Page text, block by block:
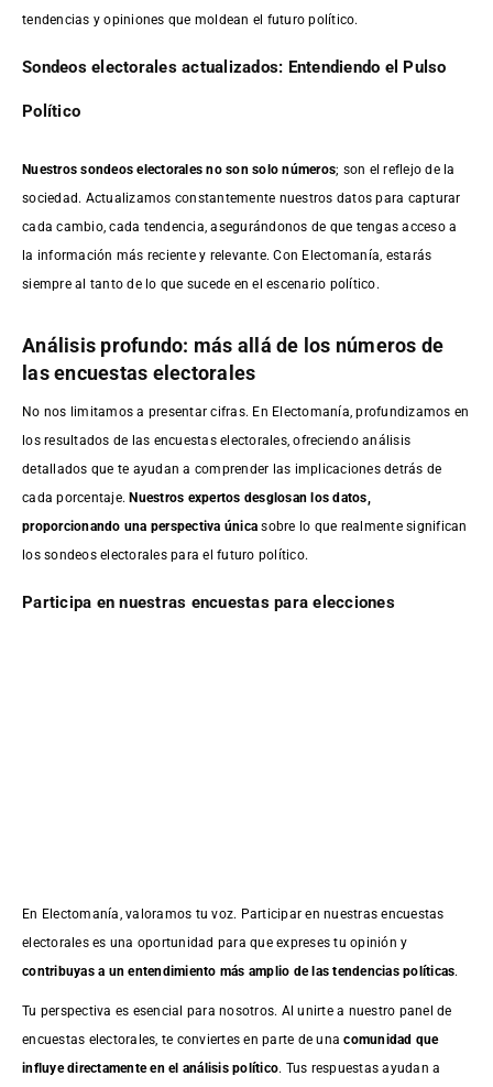
tendencias y opiniones que moldean el futuro político.
Sondeos electorales actualizados: Entendiendo el Pulso
Político
Nuestros sondeos electorales no son solo números; son el reflejo de la
sociedad. Actualizamos constantemente nuestros datos para capturar
cada cambio, cada tendencia, asegurándonos de que tengas acceso a
la información más reciente y relevante. Con Electomanía, estarás
siempre al tanto de lo que sucede en el escenario político.
Análisis profundo: más allá de los números de
las encuestas electorales
No nos limitamos a presentar cifras. En Electomanía, profundizamos en
los resultados de las encuestas electorales, ofreciendo análisis
detallados que te ayudan a comprender las implicaciones detrás de
cada porcentaje.Nuestros expertos desglosan los datos,
proporcionando una perspectiva única sobre lo que realmente significan
los sondeos electorales para el futuro político.
Participa en nuestras encuestas para elecciones
En Electomanía, valoramos tu voz. Participar en nuestras encuestas
electorales es una oportunidad para que expreses tu opinión y
contribuyas a un entendimiento más amplio de las tendencias políticas.
Tu perspectiva es esencial para nosotros. Al unirte a nuestro panel de
encuestas electorales, te conviertes en parte de unacomunidad que
influye directamente en el análisis político. Tus respuestas ayudan a